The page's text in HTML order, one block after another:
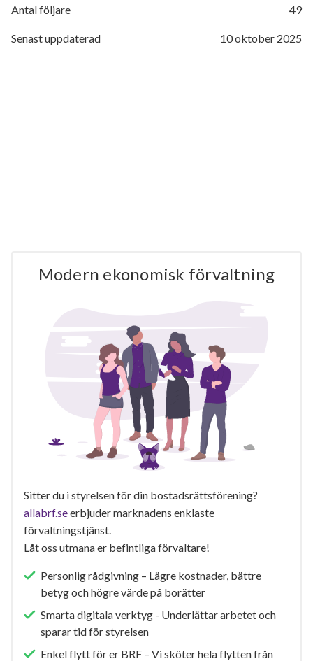
Antal följare 49
Senast uppdaterad 10 oktober 2025
Modern ekonomisk förvaltning
Sitter du i styrelsen för din bostadsrättsförening?
allabrf.seerbjuder marknadens enklaste
förvaltningstjänst.
Låt oss utmana er befintliga förvaltare!
Personlig rådgivning – Lägre kostnader, bättre
betyg och högre värde på borätter
Smarta digitala verktyg - Underlättar arbetet och
sparar tid för styrelsen
Enkel flytt för er BRF – Vi sköter hela flytten från